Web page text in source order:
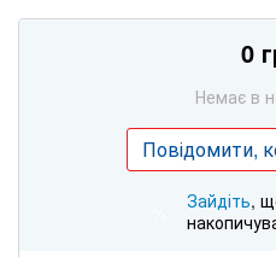
0
Немає в
Повідомити,
Зайдіть,